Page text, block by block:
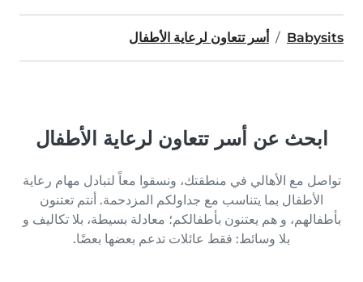
Babysits أسر تتعاون لرعاية الأطفال
ابحث عن أسر تتعاون لرعاية الأطفال
تواصل مع الأهالي في منطقتك، ونسقوا معاً لتبادل مهام رعاية
الأطفال بما يتناسب مع جداولكم المزدحمة. أنتم تعتنون
بأطفالهم، و هم يعتنون بأطفالكم؛ معادلة بسيطة، بلا تكاليف و
بلا وسائط: فقط عائلات تدعم بعضها بعضًا.